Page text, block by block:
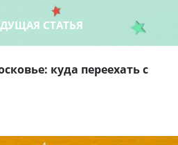
СТАТЬЯ
куда переехать с